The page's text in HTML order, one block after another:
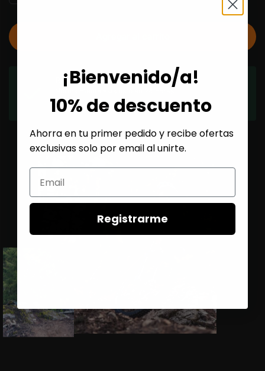
Retiro disponible en López Cotilla
Ver información de la tienda
¡Bienvenido/a!
10% de descuento
Ahorra en tu primer pedido y recibe ofertas
exclusivas solo por email al unirte.
Registrarme